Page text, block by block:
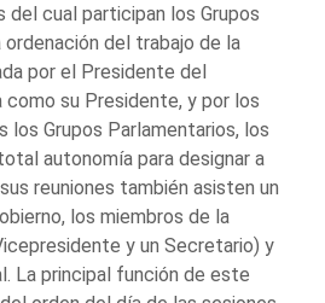
del cual participan los Grupos
del trabajo de la
por el Presidente del
como su Presidente, y por los
Grupos Parlamentarios, los
autonomía para designar a
reuniones también asisten un
los miembros de la
y un Secretario) y
La principal función de este